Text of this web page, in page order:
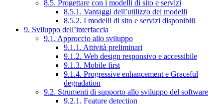
8.5. Progettare con i modelli di sito e servizi
8.5.1. Vantaggi dell’utilizzo dei modelli
8.5.2. I modelli di sito e servizi disponibili
9. Sviluppo dell’interfaccia
9.1. Approccio allo sviluppo
9.1.1. Attività preliminari
9.1.2. Web design responsivo e accessibile
9.1.3. Mobile first
9.1.4. Progressive enhancement e Graceful
degradation
9.2. Strumenti di supporto allo sviluppo del software
9.2.1. Feature detection